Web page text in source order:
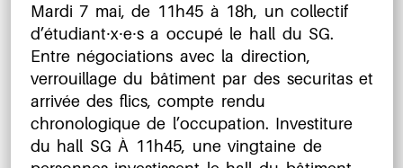
l’article
Mardi 7 mai, de 11h45 à 18h, un collectif
d’étudiant⸱x⸱e⸱s a occupé le hall du SG.
Entre négociations avec la direction,
verrouillage du bâtiment par des securitas et
arrivée des flics, compte rendu
chronologique de l’occupation. Investiture
du hall SG À 11h45, une vingtaine de